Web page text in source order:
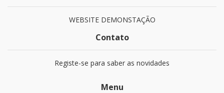
WEBSITE DEMONSTAÇÃO
Contato
Registe-se para saber as novidades
Menu